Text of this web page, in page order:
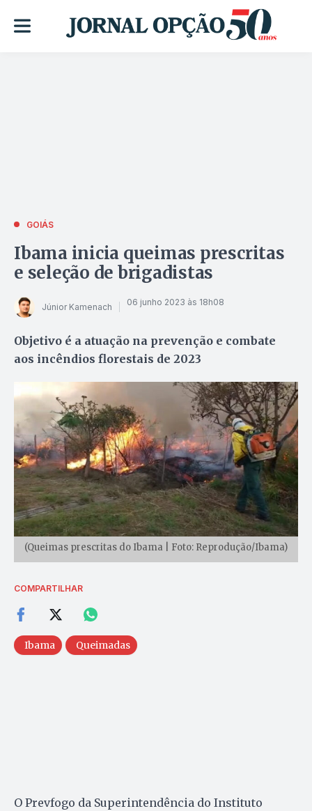
GOIÁS
Ibama inicia queimas prescritas
e seleção de brigadistas
Júnior Kamenach 06 junho 2023 às 18h08
Objetivo é a atuação na prevenção e combate
aos incêndios florestais de 2023
(Queimas prescritas do Ibama | Foto: Reprodução/Ibama)
COMPARTILHAR
Ibama Queimadas
O Prevfogo da Superintendência do Instituto